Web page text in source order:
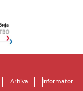
Arhiva
Informator